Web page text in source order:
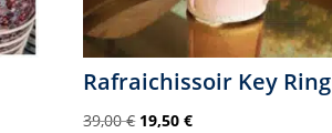
Rafraichissoir Key Ring
39,00€ Le
19,50€Le